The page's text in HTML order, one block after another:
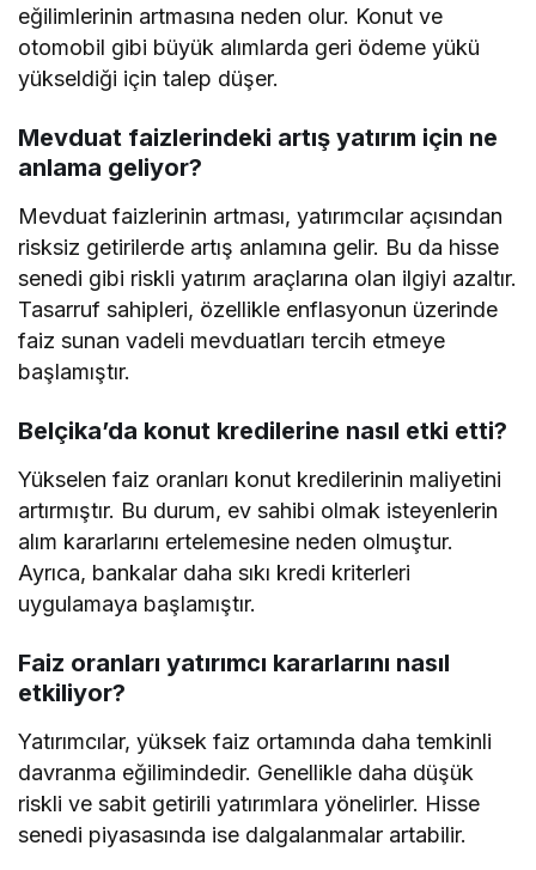
eğilimlerinin artmasına neden olur. Konut ve
otomobil gibi büyük alımlarda geri ödeme yükü
yükseldiği için talep düşer.
Mevduat faizlerindeki artış yatırım için ne
anlama geliyor?
Mevduat faizlerinin artması, yatırımcılar açısından
risksiz getirilerde artış anlamına gelir. Bu da hisse
senedi gibi riskli yatırım araçlarına olan ilgiyi azaltır.
Tasarruf sahipleri, özellikle enflasyonun üzerinde
faiz sunan vadeli mevduatları tercih etmeye
başlamıştır.
Belçika’da konut kredilerine nasıl etki etti?
Yükselen faiz oranları konut kredilerinin maliyetini
artırmıştır. Bu durum, ev sahibi olmak isteyenlerin
alım kararlarını ertelemesine neden olmuştur.
Ayrıca, bankalar daha sıkı kredi kriterleri
uygulamaya başlamıştır.
Faiz oranları yatırımcı kararlarını nasıl
etkiliyor?
Yatırımcılar, yüksek faiz ortamında daha temkinli
davranma eğilimindedir. Genellikle daha düşük
riskli ve sabit getirili yatırımlara yönelirler. Hisse
senedi piyasasında ise dalgalanmalar artabilir.